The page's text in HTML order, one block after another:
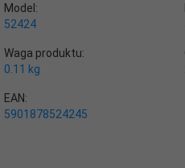
Model:
52424
Waga produktu:
0.11 kg
EAN:
5901878524245